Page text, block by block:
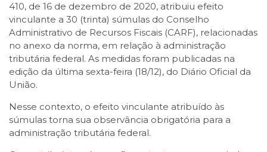
410, de 16 de dezembro de 2020, atribuiu efeito
vinculante a 30 (trinta) súmulas do Conselho
Administrativo de Recursos Fiscais (CARF), relacionadas
no anexo da norma, em relação à administração
tributária federal. As medidas foram publicadas na
edição da última sexta-feira (18/12), do Diário Oficial da
União.
Nesse contexto, o efeito vinculante atribuído às
súmulas torna sua observância obrigatória para a
administração tributária federal.